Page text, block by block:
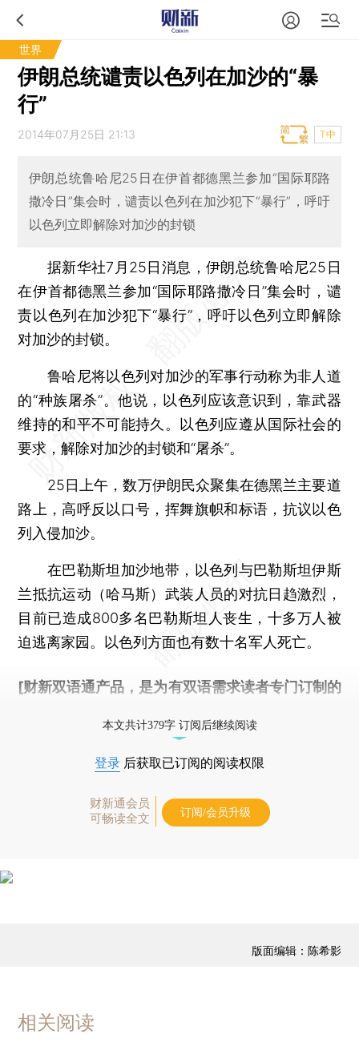
世界
伊朗总统谴责以色列在加沙的“暴
行”
2014年07月25日 21:13 T中
伊朗总统鲁哈尼25日在伊首都德黑兰参加“国际耶路
撒冷日”集会时，谴责以色列在加沙犯下“暴行”，呼吁
以色列立即解除对加沙的封锁
据新华社7月25日消息，伊朗总统鲁哈尼25日
在伊首都德黑兰参加“国际耶路撒冷日”集会时，谴
责以色列在加沙犯下“暴行”，呼吁以色列立即解除
对加沙的封锁。
鲁哈尼将以色列对加沙的军事行动称为非人道
的“种族屠杀”。他说，以色列应该意识到，靠武器
维持的和平不可能持久。以色列应遵从国际社会的
要求，解除对加沙的封锁和“屠杀”。
25日上午，数万伊朗民众聚集在德黑兰主要道
路上，高呼反以口号，挥舞旗帜和标语，抗议以色
列入侵加沙。
在巴勒斯坦加沙地带，以色列与巴勒斯坦伊斯
兰抵抗运动（哈马斯）武装人员的对抗日趋激烈，
目前已造成800多名巴勒斯坦人丧生，十多万人被
迫逃离家园。以色列方面也有数十名军人死亡。
[财新双语通产品，是为有双语需求读者专门订制的
本文共计379字 订阅后继续阅读
登录 后获取已订阅的阅读权限
财新通会员
可畅读全文
订阅/会员升级
版面编辑：陈希影
相关阅读